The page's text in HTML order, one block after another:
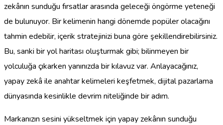
zekânın sunduğu fırsatlar arasında geleceği öngörme yeteneği
de bulunuyor. Bir kelimenin hangi dönemde popüler olacağını
tahmin edebilir, içerik stratejinizi buna göre şekillendirebilirsiniz.
Bu, sanki bir yol haritası oluşturmak gibi; bilinmeyen bir
yolculuğa çıkarken yanınızda bir kılavuz var. Anlayacağınız,
yapay zekâ ile anahtar kelimeleri keşfetmek, dijital pazarlama
dünyasında kesinlikle devrim niteliğinde bir adım.
Markanızın sesini yükseltmek için yapay zekânın sunduğu